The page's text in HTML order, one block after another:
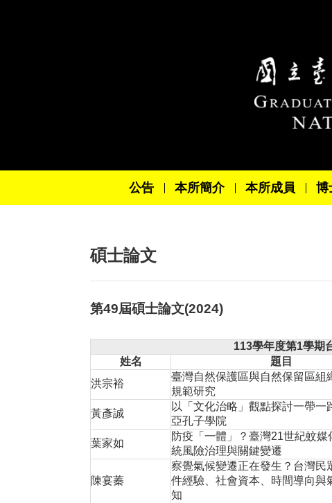
公告 本所簡介 本所成員 博
碩士論文
第49屆碩士論文(2024)
113學年度第1學期
姓名
題目
洪宗裕
臺灣自然保護區與自然保留區組
規範研究
黃彥誠
以「文化治略」觀點探討一帶一
亞孔子學院
葉家如
防疫「一體」？臺灣21世紀蚊媒
統風險治理與關鍵變遷
陳宴蓁
察覺氣候變遷正在發生？台灣民
件經驗、社會資本、時間導向與
知